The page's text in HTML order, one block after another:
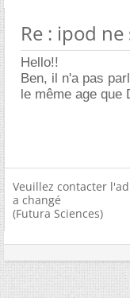
Re : ipod
Hello!!
Ben, il n'a pas
le même age que
Veuillez contacter
a changé
(Futura Sciences)